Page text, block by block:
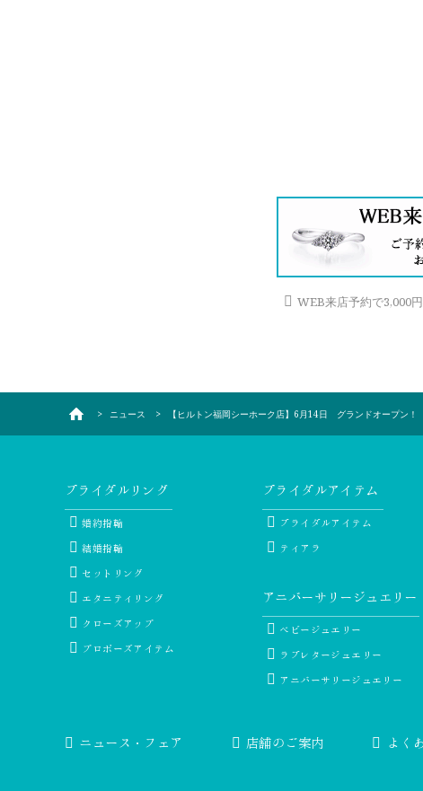
WEB来店予約で3,000
ニュース 【ヒルトン福岡シーホーク店】6月14日 グランドオープン！
ブライダルリング
婚約指輪
結婚指輪
セットリング
エタニティリング
クローズアップ
プロポーズアイテム
ブライダルアイテム
ブライダルアイテム
ティアラ
アニバーサリージュエリー
ベビージュエリー
ラブレタージュエリー
アニバーサリージュエリー
ニュース・フェア 店舗のご案内 よく